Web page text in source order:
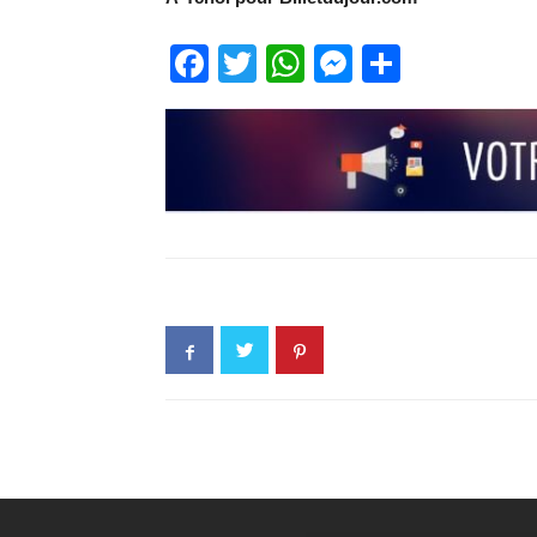
Facebook
TwitterWhatsApp